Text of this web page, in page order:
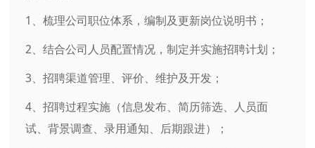
1、梳理公司职位体系，编制及更新岗位说明书；
2、结合公司人员配置情况，制定并实施招聘计划；
3、招聘渠道管理、评价、维护及开发；
4、招聘过程实施（信息发布、简历筛选、人员面
试、背景调查、录用通知、后期跟进）；